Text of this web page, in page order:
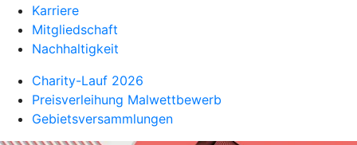
Karriere
Mitgliedschaft
Nachhaltigkeit
Charity-Lauf 2026
Preisverleihung Malwettbewerb
Gebietsversammlungen